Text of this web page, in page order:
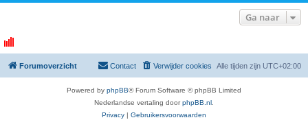
Ga naar
Forumoverzicht Alle tijden zijn UTC+02:00
Verwijder cookies
Contact
Powered by phpBB® Forum Software © phpBB Limited
Nederlandse vertaling doorphpBB.nl
Privacy | Gebruikersvoorwaarden